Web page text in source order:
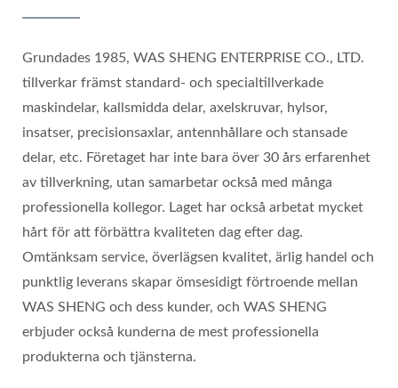
Grundades 1985, WAS SHENG ENTERPRISE CO., LTD.
tillverkar främst standard- och specialtillverkade
maskindelar, kallsmidda delar, axelskruvar, hylsor,
insatser, precisionsaxlar, antennhållare och stansade
delar, etc. Företaget har inte bara över 30 års erfarenhet
av tillverkning, utan samarbetar också med många
professionella kollegor. Laget har också arbetat mycket
hårt för att förbättra kvaliteten dag efter dag.
Omtänksam service, överlägsen kvalitet, ärlig handel och
punktlig leverans skapar ömsesidigt förtroende mellan
WAS SHENG och dess kunder, och WAS SHENG
erbjuder också kunderna de mest professionella
produkterna och tjänsterna.